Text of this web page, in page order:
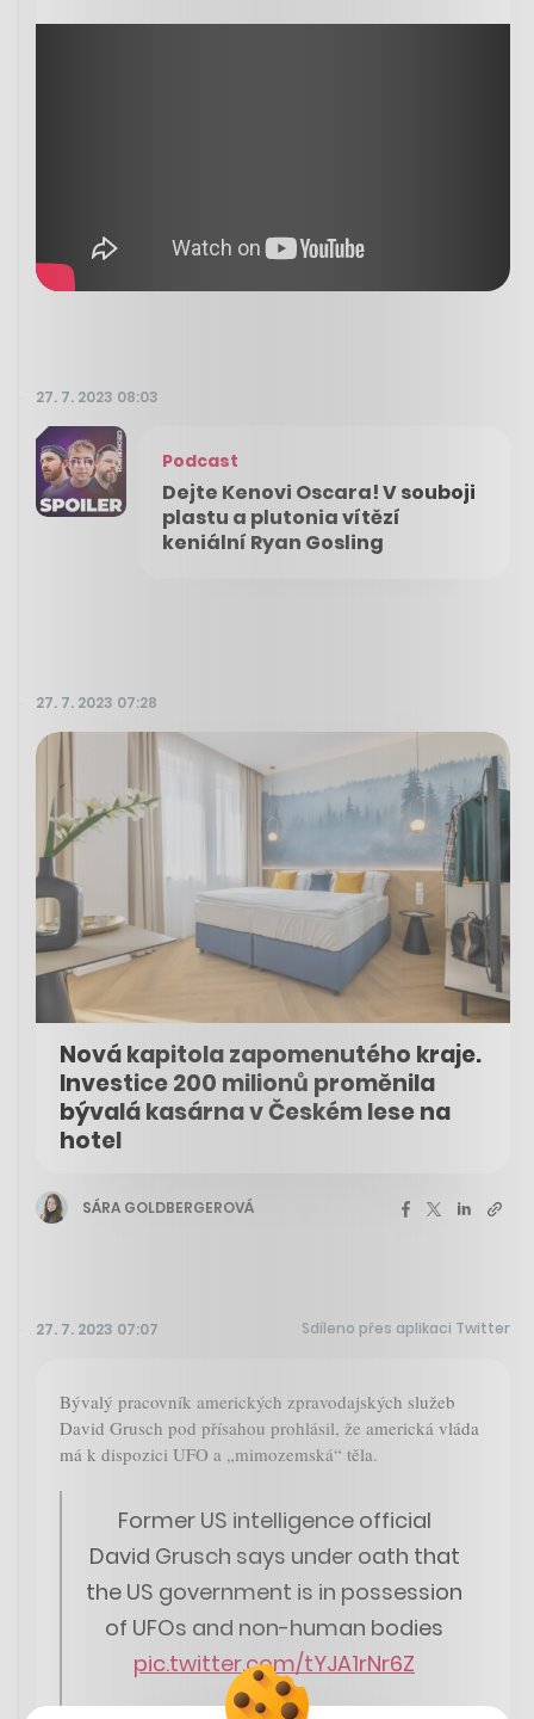
27. 7. 2023 08:03
Podcast
Dejte Kenovi Oscara! V souboji
plastu a plutonia vítězí
keniální Ryan Gosling
27. 7. 2023 07:28
Nová kapitola zapomenutého kraje.
Investice 200 milionů proměnila
bývalá kasárna v Českém lese na
hotel
SÁRA GOLDBERGEROVÁ
27. 7. 2023 07:07 Sdíleno přes aplikaci Twitter
Bývalý pracovník amerických zpravodajských služeb
David Grusch pod přísahou prohlásil, že americká vláda
má k dispozici UFO a „mimozemská“ těla.
Former US intelligence official
David Grusch says under oath that
the US government is in possession
of UFOs and non-human bodies
pic.twitter.com/tYJA1rNr6Z